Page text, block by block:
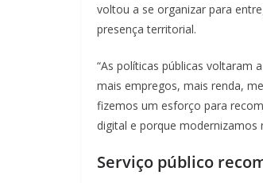
voltou a se organizar para
presençaterritorial.
“As políticas públicas voltaram
mais empregos, mais renda,
fizemos um esforço para
digital e porque modernizamos
Serviço público